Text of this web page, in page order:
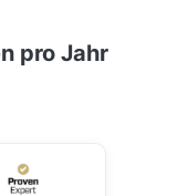
pro Jahr